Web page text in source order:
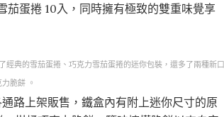
茄蛋捲 10入，同時擁有極致的雙重味覺享
典的雪茄蛋捲、巧克力雪茄蛋捲的迷你包裝，還多了兩種新口
脆餅 。
路上架販售，鐵盒內有附上迷你尺寸的原